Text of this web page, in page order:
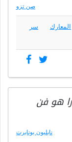
صن تزو
المعارك
سر
هو فن
نابليون بونابرت